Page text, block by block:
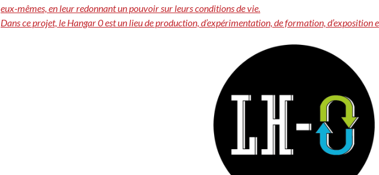
eux-mêmes, en leurredonnant un pouvoir sur leurs conditions de vie.
Dans ce projet, le Hangar 0 est un lieu de production, d’expérimentation, de formation, d’exposition